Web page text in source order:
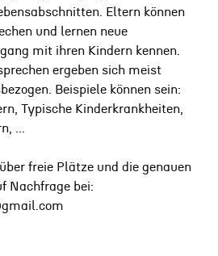
Eltern können
und lernen neue
mit ihren Kindern kennen.
ergeben sich meist
Beispiele können sein:
Typische Kinderkrankheiten,
...
freie Plätze und die genauen
Nachfrage bei: